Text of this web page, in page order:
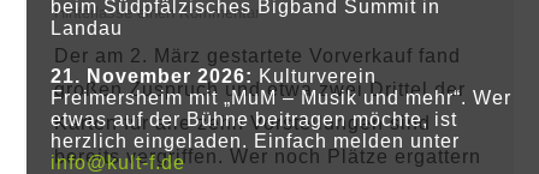
Hinterlasse einen Kommentar
Der am 2. März gestartete Vorverkauf fand
großen Zuspruch und etwa zwei Drittel der
Karten für alle zehn Vorstellungen sind
bereits vergriffen. Wer noch Plätze ergattern
beim Südpfälzisches Bigband Summit in
Landau
21. November 2026: Kulturverein
Freimersheim mit„MuM – Musik und mehr“.Wer
etwas auf der Bühne beitragen möchte, ist
herzlich eingeladen. Einfach melden unter
info@kult-f.de